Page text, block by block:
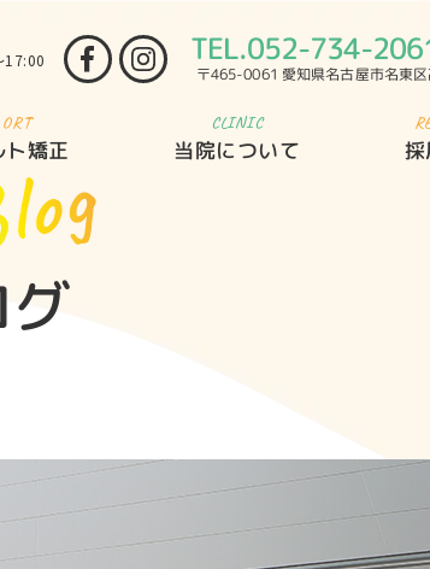
17:00
TEL.052-734-
〒465-0061 愛知県名古屋市名東
ORT
ト矯正
CLINIC
当院について